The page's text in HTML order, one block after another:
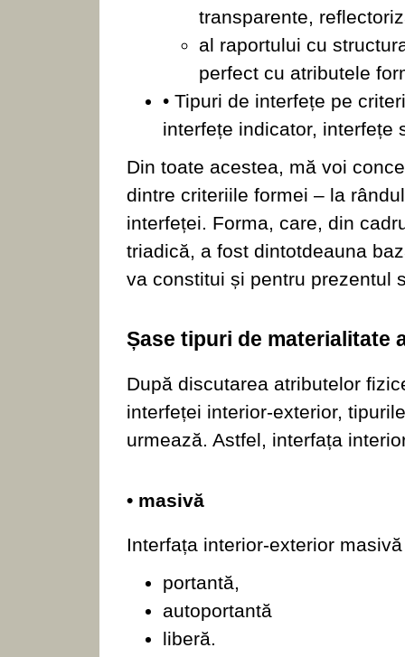
transparente,
al raportului cu
perfect cu atributele
• Tipuri de interfețe pe
interfețe indicator, interfețe
Din toate acestea, mă voi
dintre criteriile formei – la
interfeței. Forma, care, din
triadică, a fost dintotdeauna
va constitui și pentru prezentul
Șase tipuri de materialitate
După discutarea atributelor
interfeței interior-exterior,
urmează. Astfel, interfața
• masivă
Interfața interior-exterior
portantă,
autoportantă
liberă.